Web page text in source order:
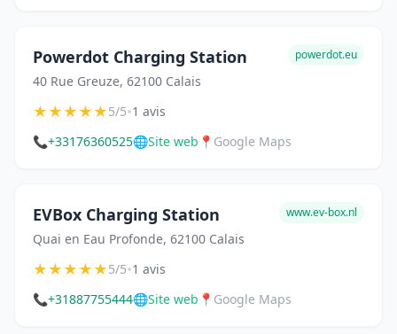
Powerdot Charging Station
40 Rue Greuze, 62100 Calais
powerdot.eu
★★★★★5/5•1 avis
📞+33176360525🌐Site web 📍 Google Maps
EVBox Charging Station
Quai en Eau Profonde, 62100 Calais
www.ev-box.nl
★★★★★5/5•1 avis
📞+31887755444🌐Site web 📍 Google Maps